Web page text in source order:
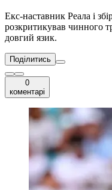
Екс-наставник Реала і
розкритикував чинного
довгий язик.
Поділитись
0
коментарі